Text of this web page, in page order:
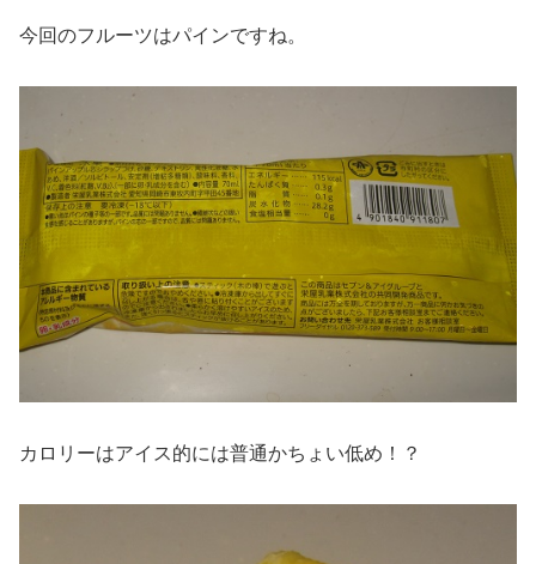
今回のフルーツはパインですね。
カロリーはアイス的には普通かちょい低め！？